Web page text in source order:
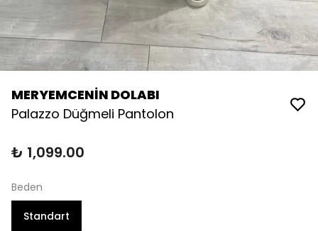
MERYEMCENİN DOLABI
Palazzo Düğmeli Pantolon
₺ 1,099.00
Beden
Standart